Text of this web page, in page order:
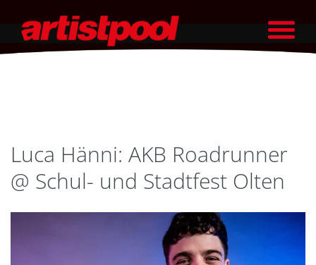
Luca Hänni: AKB Roadrunner
@ Schul- und Stadtfest Olten